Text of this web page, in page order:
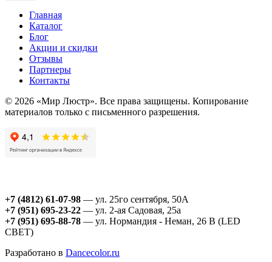
Главная
Каталог
Блог
Акции и скидки
Отзывы
Партнеры
Контакты
© 2026 «Мир Люстр». Все права защищены. Копирование
материалов только с письменного разрешения.
+7 (4812) 61-07-98 — ул. 25го сентября, 50А
+7 (951) 695-23-22 — ул. 2-ая Садовая, 25а
+7 (951) 695-88-78 — ул. Нормандия - Неман, 26 В (LED
СВЕТ)
Разработано в Dancecolor.ru